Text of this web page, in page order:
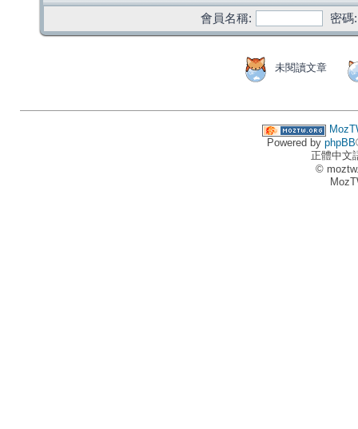
會員名稱:
密碼:
未閱讀文章
Powered by phpBB
正體中文
©